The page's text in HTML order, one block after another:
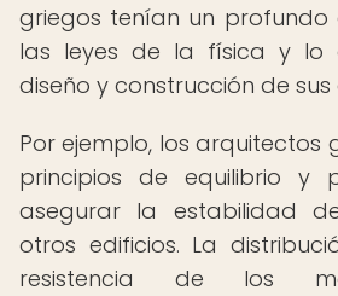
griegos tenían un profundo
las leyes de la física y lo
diseño y construcción de sus
Por ejemplo, los arquitectos
principios de equilibrio y
asegurar la estabilidad
otros edificios. La
resistencia de los